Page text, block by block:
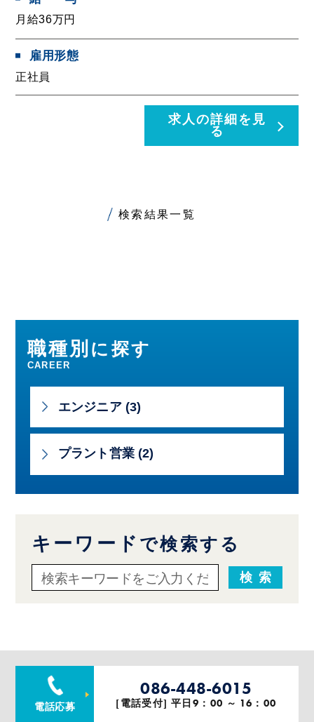
月給36万円
雇用形態
正社員
求人の詳細を見
る
検索結果一覧
職種別 に探す
CAREER
エンジニア (3)
プラント営業 (2)
キーワード で検索する
電話応募
086-448-6015
[電話受付] 平日9：00 ～ 16：00